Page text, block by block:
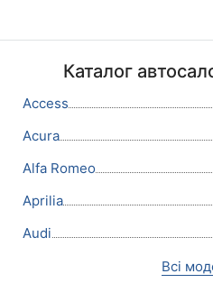
Каталог
Access
Acura
Alfa Romeo
Aprilia
Audi
Всі